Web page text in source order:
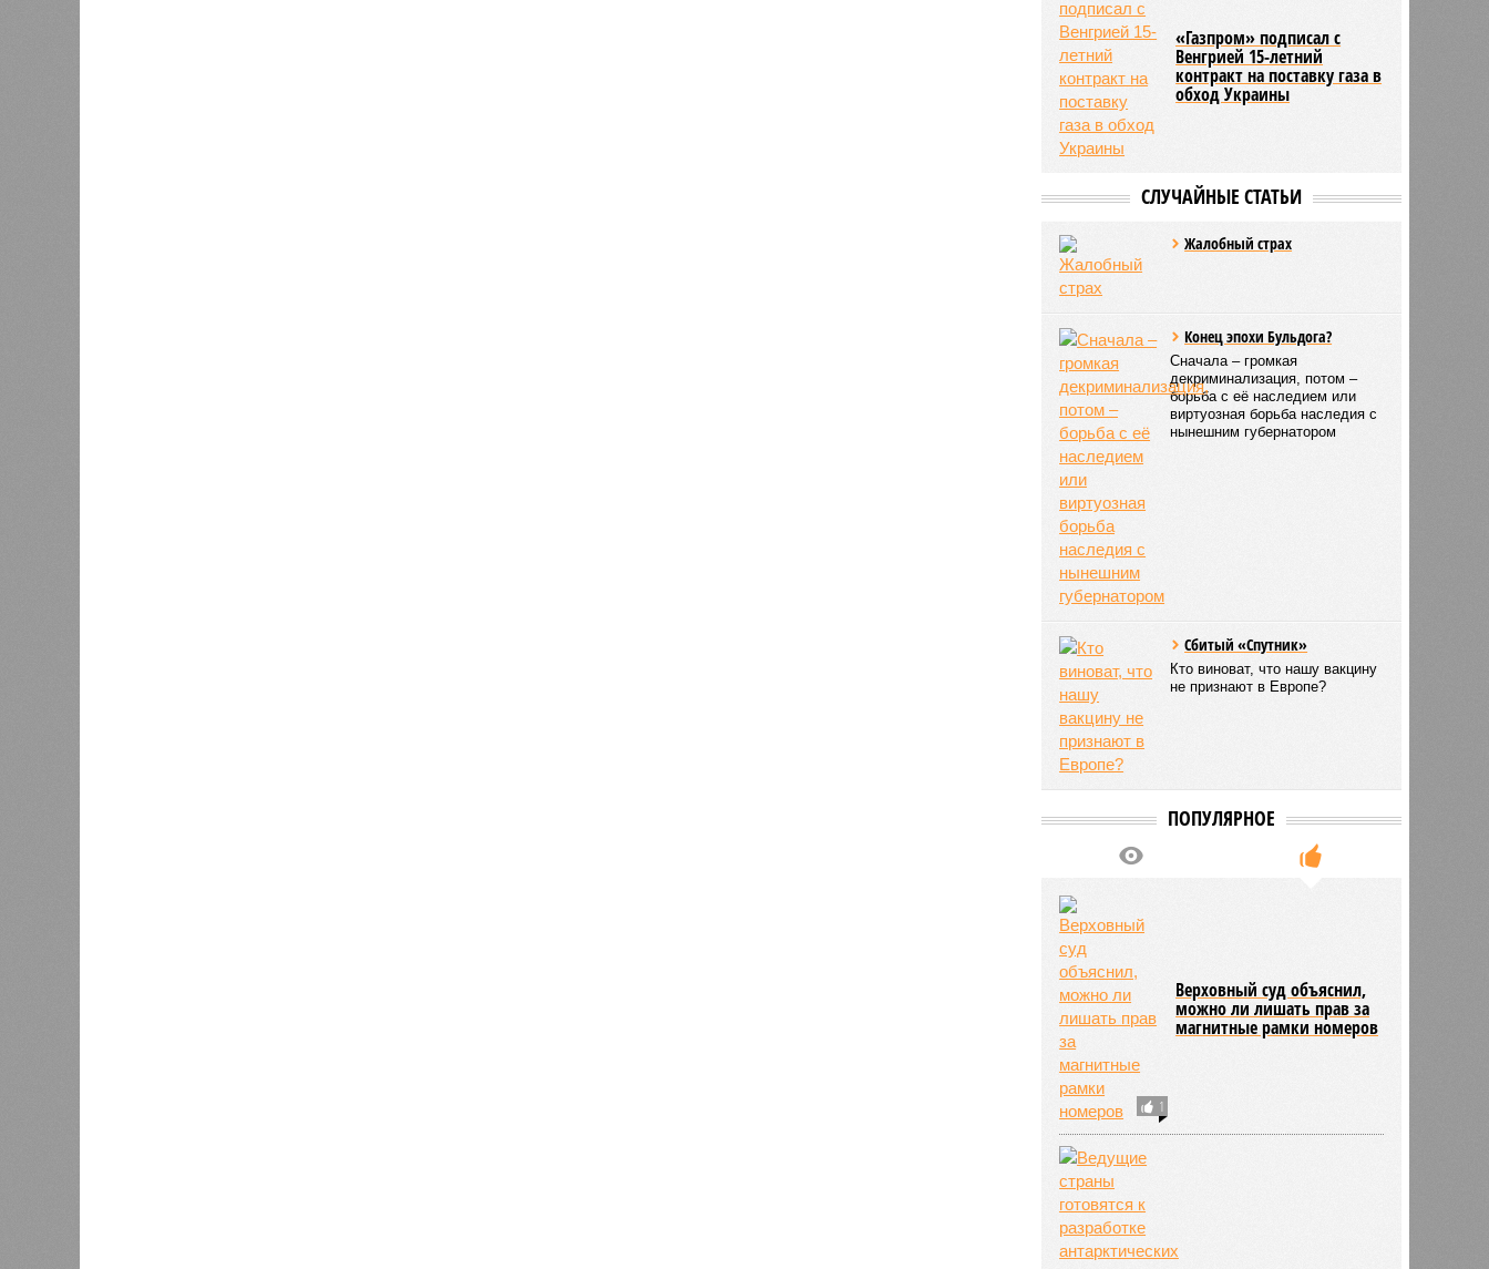
«Газпром» подписал с
Венгрией 15-летний
контракт на поставку газа в
обход Украины
СЛУЧАЙНЫЕ СТАТЬИ
Жалобный страх
Конец эпохи Бульдога?
Сначала – громкая
декриминализация, потом –
борьба с её наследием или
виртуозная борьба наследия с
нынешним губернатором
Сбитый «Спутник»
Кто виноват, что нашу вакцину
не признают в Европе?
ПОПУЛЯРНОЕ
1
Верховный суд объяснил,
можно ли лишать прав за
магнитные рамки номеров